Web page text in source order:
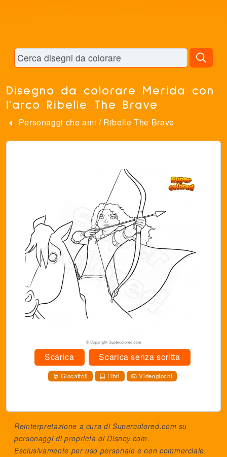
Disegno da colorare Merida con
l'arco Ribelle The Brave
Personaggi che ami / Ribelle The Brave
Scarica Scarica senza scritta
Giocattoli Libri Videogiochi
Reinterpretazione a cura di Supercolored.com su
personaggi di proprietà diDisney.com.
Esclusivamente per uso personale e non commerciale.